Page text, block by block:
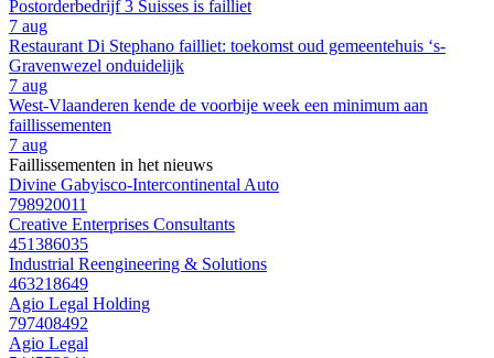
Postorderbedrijf 3 Suisses is failliet
7 aug
Restaurant Di Stephano failliet: toekomst oud gemeentehuis ‘s-
Gravenwezel onduidelijk
7 aug
West-Vlaanderen kende de voorbije week een minimum aan
faillissementen
7 aug
Faillissementen in het nieuws
Divine Gabyisco-Intercontinental Auto
798920011
Creative Enterprises Consultants
451386035
Industrial Reengineering & Solutions
463218649
Agio Legal Holding
797408492
Agio Legal